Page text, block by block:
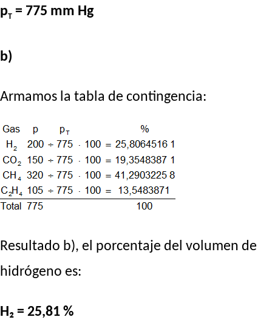
pT = 775 mm Hg
b)
Armamos la tabla de contingencia:
Resultado b), el porcentaje del volumen de
hidrógeno es:
H₂ = 25,81 %